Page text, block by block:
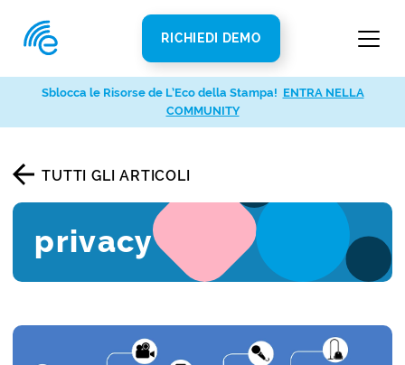
RICHIEDI DEMO
TUTTI GLI ARTICOLI
privacy
Sblocca le Risorse de L’Eco della Stampa! ENTRA NELLA
COMMUNITY